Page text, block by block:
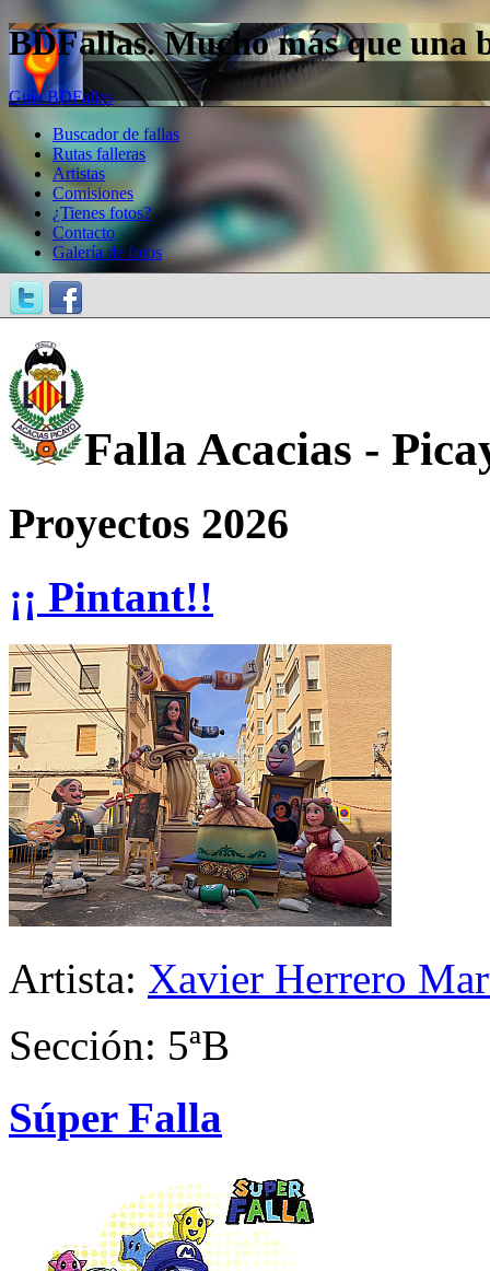
BDFallas. Mucho más que una
Guía BDFallas
Buscador de fallas
Rutas falleras
Artistas
Comisiones
¿Tienes fotos?
Contacto
Galería de fotos
Falla Acacias -
Proyectos 2026
¡¡ Pintant!!
Artista: Xavier Herrero
Sección: 5ªB
Súper Falla